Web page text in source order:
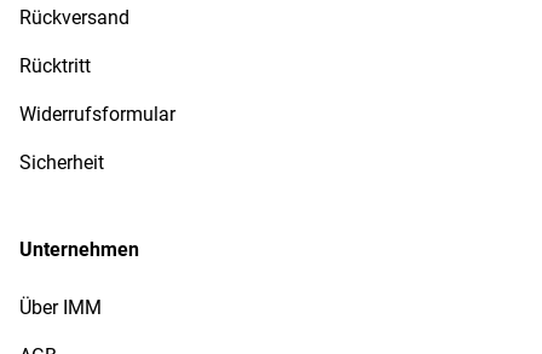
Rückversand
Rücktritt
Widerrufsformular
Sicherheit
Unternehmen
Über IMM